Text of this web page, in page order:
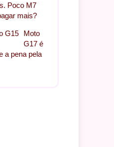
Poco M7
mais?
Moto
G17 é
a pena pela